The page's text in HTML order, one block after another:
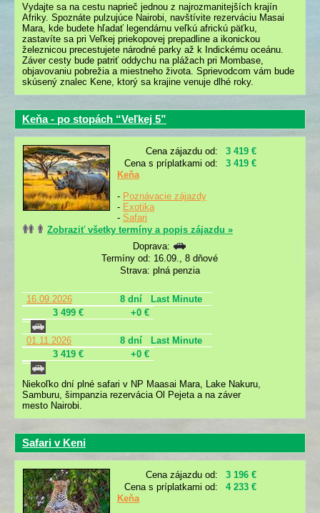
Vydajte sa na cestu naprieč jednou z najrozmanitejších krajín
Afriky. Spoznáte pulzujúce Nairobi, navštívite rezerváciu Masai
Mara, kde budete hľadať legendárnu veľkú africkú päťku,
zastavíte sa pri Veľkej priekopovej prepadline a ikonickou
železnicou precestujete národné parky až k Indickému oceánu.
Záver cesty bude patriť oddychu na plážach pri Mombase,
objavovaniu pobrežia a miestneho života. Sprievodcom vám bude
skúsený znalec Kene, ktorý sa krajine venuje dlhé roky.
Keňa - po stopách “Veľkej 5”
Cena zájazdu od:
3 419 €
Cena s príplatkami od:
3 419 €
Keňa
- Poznávacie zájazdy
- Exotika
- Safari
Zobraziť všetky termíny a popis zájazdu »
Doprava:
Termíny od: 16.09., 8 dňové
Strava: plná penzia
16.09.2026 8 dní
Last Minute
3 499 €
+0 €
01.11.2026 8 dní
Last Minute
3 419 €
+0 €
Niekoľko dní plné safari v NP Maasai Mara, Lake Nakuru,
Samburu, šimpanzia rezervácia Ol Pejeta a na záver
mesto Nairobi.
Safari v Keni
Cena zájazdu od:
3 196 €
Cena s príplatkami od:
4 233 €
Keňa